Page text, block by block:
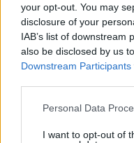
your opt-out. You may
disclosure of your
IAB’s list of downstream
also be disclosed by us
Downstream Participants
Please note that this
not limited to your visit
Personal Data
I want to opt-out of
Το σπίτι του
τέσσερις φοιτητές
λεπτά
09.08.2026, 08:33